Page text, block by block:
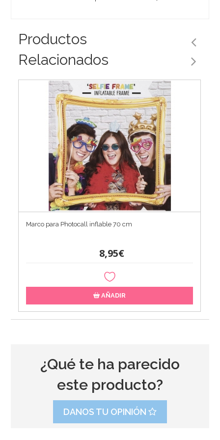
Productos
Relacionados
Marco para Photocall inflable 70 cm
8,95€
AÑADIR
¿Qué te ha parecido
este producto?
DANOS TU OPINIÓN